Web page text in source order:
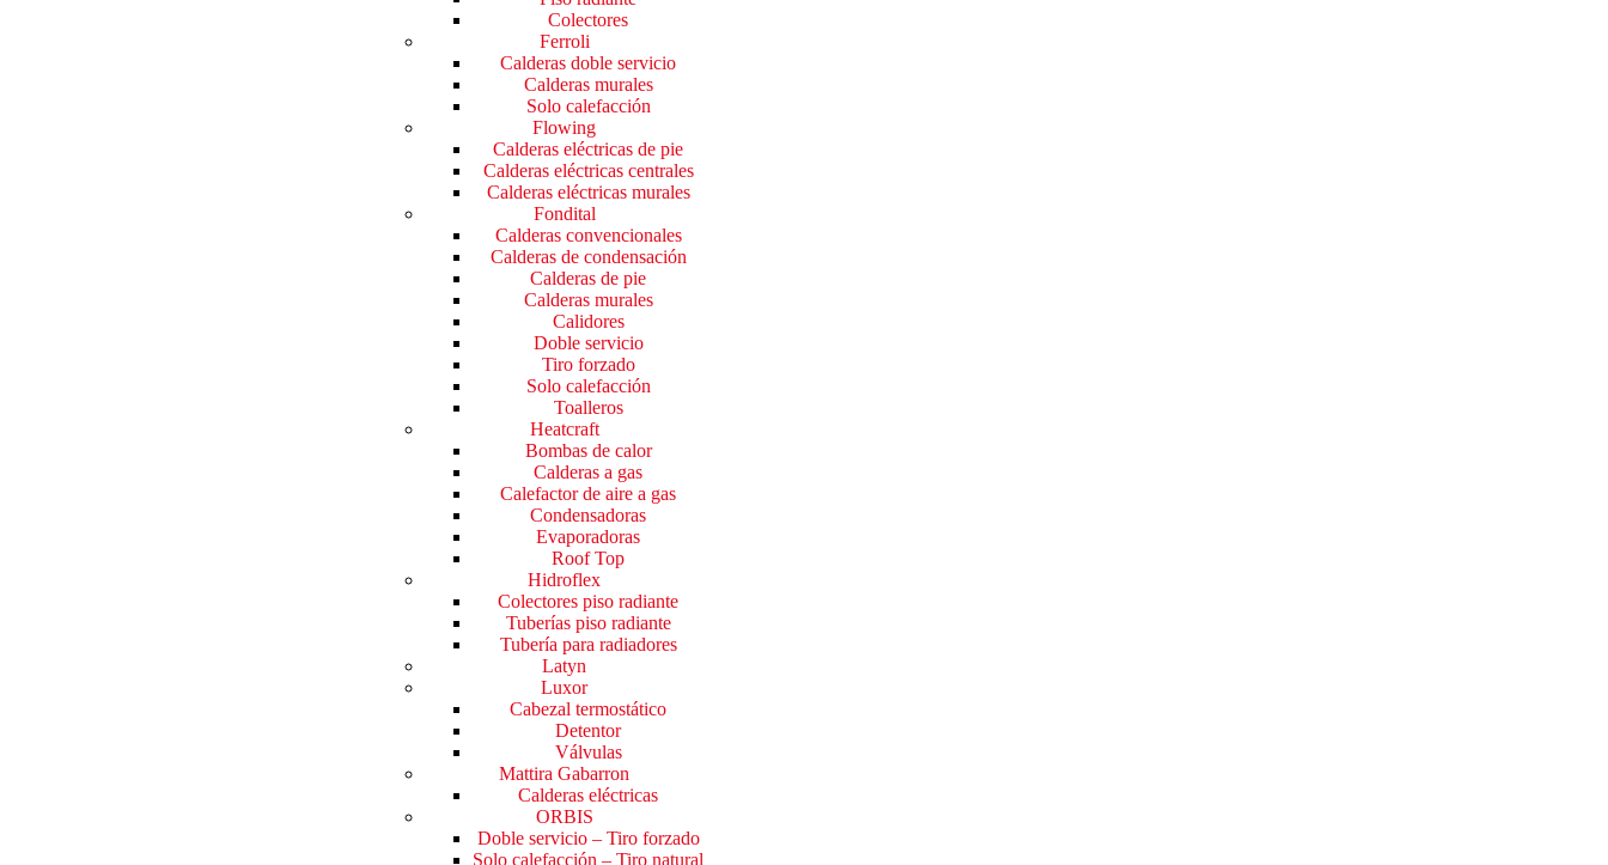
Colectores
Ferroli
Calderas doble servicio
Calderas murales
Solo calefacción
Flowing
Calderas eléctricas de pie
Calderas eléctricas centrales
Calderas eléctricas murales
Fondital
Calderas convencionales
Calderas de condensación
Calderas de pie
Calderas murales
Calidores
Doble servicio
Tiro forzado
Solo calefacción
Toalleros
Heatcraft
Bombas de calor
Calderas a gas
Calefactor de aire a gas
Condensadoras
Evaporadoras
Roof Top
Hidroflex
Colectores piso radiante
Tuberías piso radiante
Tubería para radiadores
Latyn
Luxor
Cabezal termostático
Detentor
Válvulas
Mattira Gabarron
Calderas eléctricas
ORBIS
Doble servicio – Tiro forzado
Solo calefacción – Tiro natural